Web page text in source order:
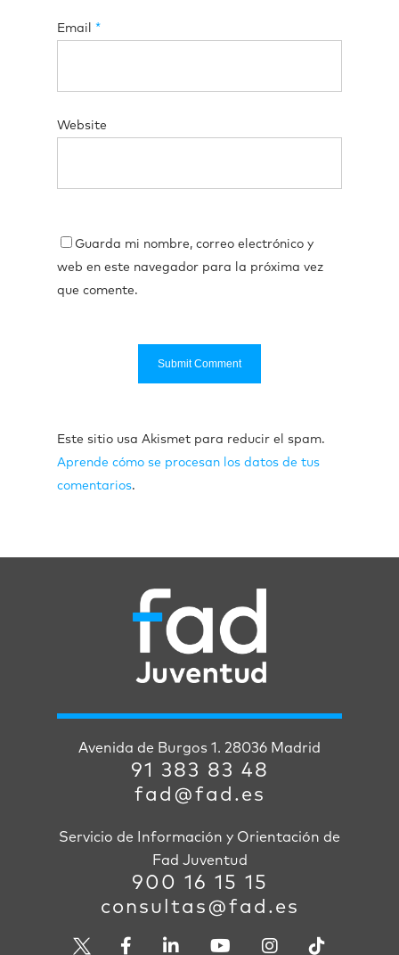
Email *
Website
Guarda mi nombre, correo electrónico y
web en este navegador para la próxima vez
que comente.
Este sitio usa Akismet para reducir el spam.
Aprende cómo se procesan los datos de tus
comentarios.
Avenida de Burgos 1. 28036 Madrid
91 383 83 48
fad@fad.es
Servicio de Información y Orientación de
Fad Juventud
900 16 15 15
consultas@fad.es